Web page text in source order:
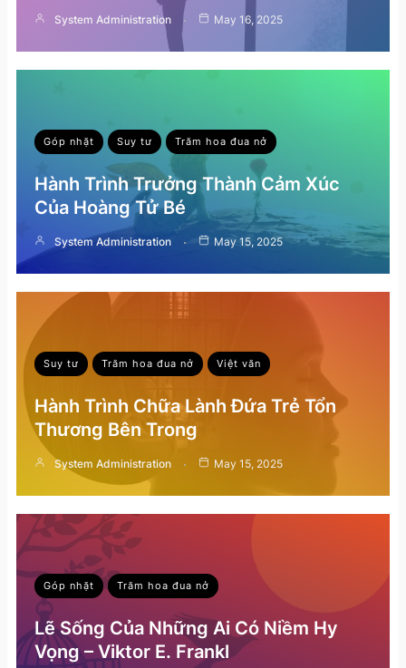
System Administration May 16, 2025
Góp nhặt Suy tư Trăm hoa đua nở
Hành Trình Trưởng Thành Cảm Xúc
Của Hoàng Tử Bé
System Administration May 15, 2025
Suy tư Trăm hoa đua nở Việt văn
Hành Trình Chữa Lành Đứa Trẻ Tổn
Thương Bên Trong
System Administration May 15, 2025
Góp nhặt Trăm hoa đua nở
Lẽ Sống Của Những Ai Có Niềm Hy
Vọng – Viktor E. Frankl